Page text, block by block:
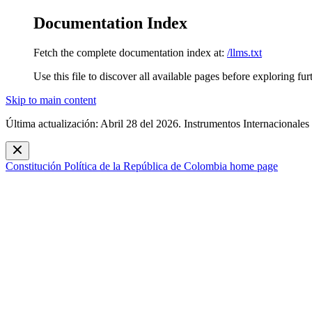
Documentation Index
Fetch the complete documentation index at: /llms.txt
Use this file to discover all available pages before exploring
Skip to main content
Última actualización: Abril 28 del 2026. Instrumentos Internacionales
Constitución Política de la República de Colombia home page